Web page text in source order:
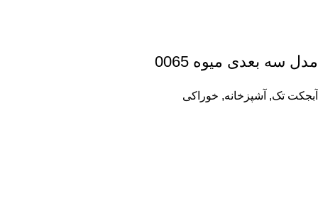
مدل سه بعدی میوه 0065
آبجکت تک, آشپزخانه, خوراکی